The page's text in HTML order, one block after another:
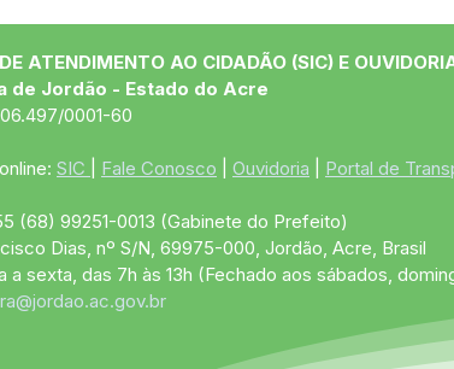
ATENDIMENTO AO CIDADÃO (SIC) E
de Jordão - Estado do Acre
0001-60
SIC Fale Conosco Ouvidoria Portal de
(68) 99251-0013 (Gabinete do Prefeito)
Dias, nº S/N, 69975-000, Jordão, Acre, Brasil
a sexta, das 7h às 13h (Fechado aos sábados,